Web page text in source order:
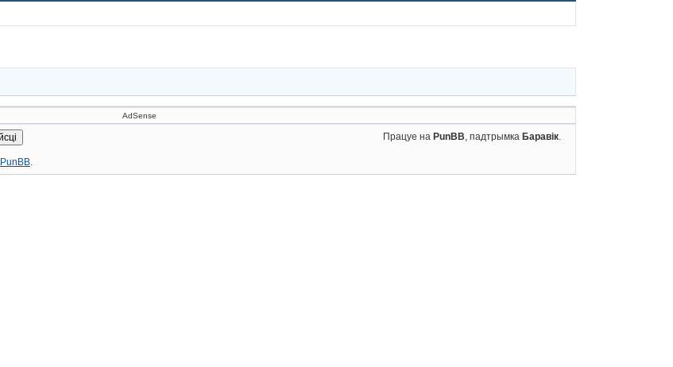
AdSense
Працуе на PunBB, падтрымка Баравік.
PunBB.